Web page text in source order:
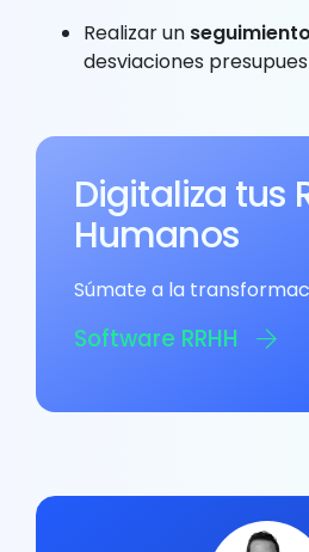
Realizar un
desviaciones
Digitaliza tus
Humanos
Súmate a la
Software RRHH